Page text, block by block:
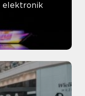
elektronik